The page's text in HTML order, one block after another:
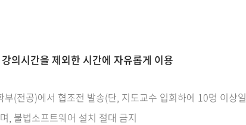
의시간을 제외한 시간에 자유롭게 이용
(전공)에서 협조전 발송(단, 지도교수 입회하에 10명 이상
, 불법소프트웨어 설치 절대 금지